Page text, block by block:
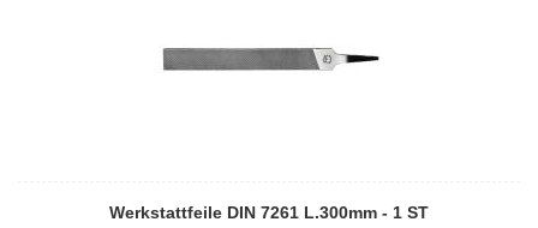
Werkstattfeile DIN 7261 L.300mm - 1 ST